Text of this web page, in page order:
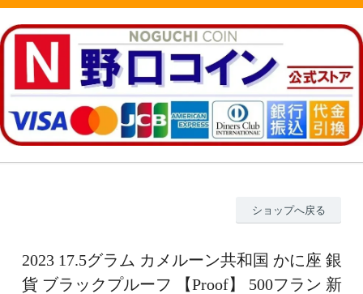
ショップへ戻る
2023 17.5グラム カメルーン共和国 かに座 銀
貨 ブラックプルーフ 【Proof】 500フラン 新